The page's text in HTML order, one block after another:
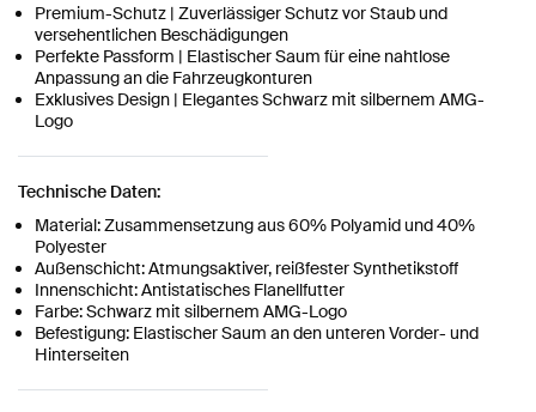
Premium-Schutz | Zuverlässiger Schutz vor Staub und
versehentlichen Beschädigungen
Perfekte Passform | Elastischer Saum für eine nahtlose
Anpassung an die Fahrzeugkonturen
Exklusives Design | Elegantes Schwarz mit silbernem AMG-
Logo
Technische Daten:
Material: Zusammensetzung aus 60% Polyamid und 40%
Polyester
Außenschicht: Atmungsaktiver, reißfester Synthetikstoff
Innenschicht: Antistatisches Flanellfutter
Farbe: Schwarz mit silbernem AMG-Logo
Befestigung: Elastischer Saum an den unteren Vorder- und
Hinterseiten